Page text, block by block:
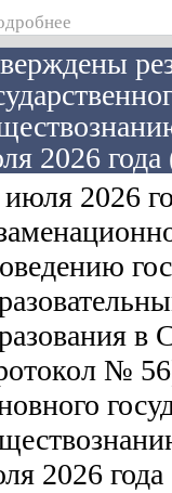
2026 года
2026
в
№
2026